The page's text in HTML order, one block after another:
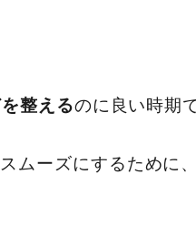
整えるのに良い時期
ムーズにするために